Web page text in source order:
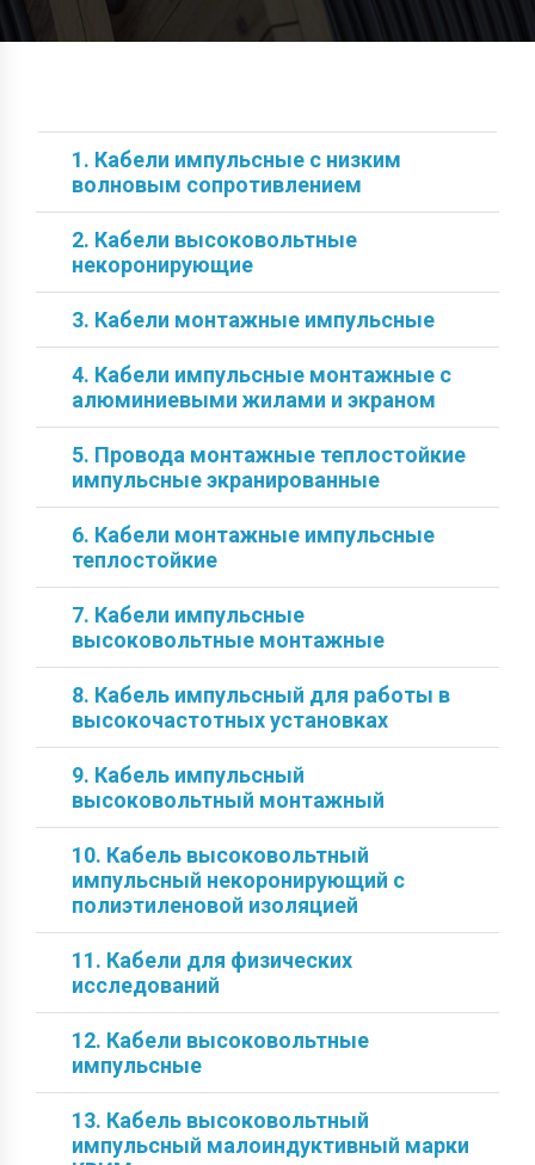
1. Кабели импульсные с низким
волновым сопротивлением
2. Кабели высоковольтные
некоронирующие
3. Кабели монтажные импульсные
4. Кабели импульсные монтажные с
алюминиевыми жилами и экраном
5. Провода монтажные теплостойкие
импульсные экранированные
6. Кабели монтажные импульсные
теплостойкие
7. Кабели импульсные
высоковольтные монтажные
8. Кабель импульсный для работы в
высокочастотных установках
9. Кабель импульсный
высоковольтный монтажный
10. Кабель высоковольтный
импульсный некоронирующий с
полиэтиленовой изоляцией
11. Кабели для физических
исследований
12. Кабели высоковольтные
импульсные
13. Кабель высоковольтный
импульсный малоиндуктивный марки